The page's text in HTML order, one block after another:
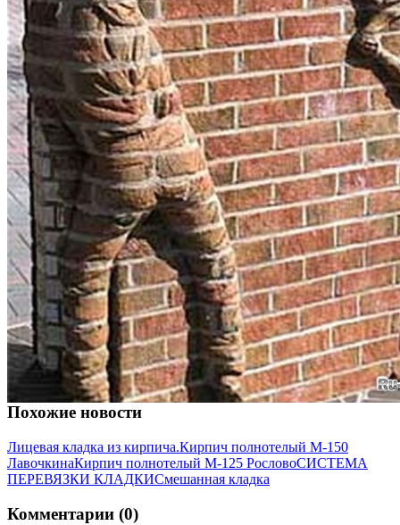
Похожие новости
Лицевая кладка из кирпича.Кирпич полнотелый М-150
ЛавочкинаКирпич полнотелый М-125 РословоСИСТЕМА
ПЕРЕВЯЗКИ КЛАДКИСмешанная кладка
Комментарии (0)